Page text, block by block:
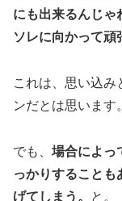
にも出来るんじゃ
ソレに向かって頑
これは、思い込み
ンだとは思います。
でも、 場合によっ
っかりすることも
げてしまう。
と。